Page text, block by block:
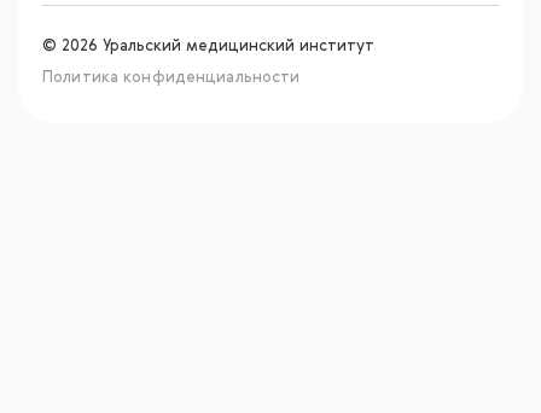
© 2026 Уральский медицинский институт
Политика конфиденциальности